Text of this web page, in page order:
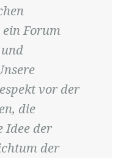
Forum
vor der
die
Idee der
der